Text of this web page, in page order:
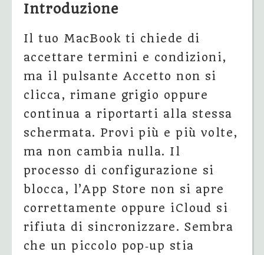
Introduzione
Il tuo MacBook ti chiede di
accettare termini e condizioni,
ma il pulsante Accetto non si
clicca, rimane grigio oppure
continua a riportarti alla stessa
schermata. Provi più e più volte,
ma non cambia nulla. Il
processo di configurazione si
blocca, l’App Store non si apre
correttamente oppure iCloud si
rifiuta di sincronizzare. Sembra
che un piccolo pop‑up stia